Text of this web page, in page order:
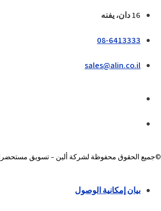
16 دان، يفنه
08-6413333
sales@alin.co.il
©جميع الحقوق محفوظة لشركة ألين – تسويق
بيان إمكانية الوصول